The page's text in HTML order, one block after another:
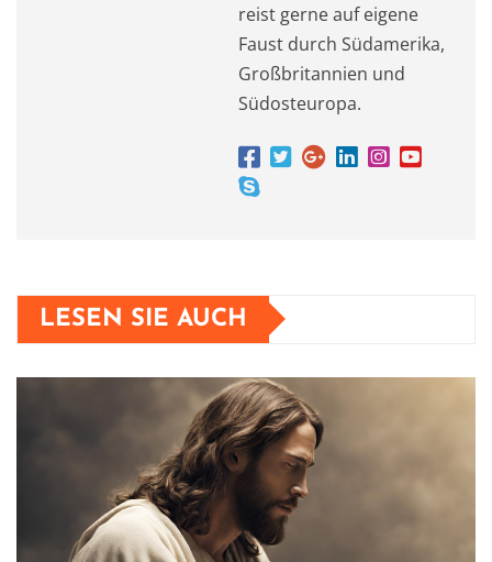
reist gerne auf eigene
Faust durch Südamerika,
Großbritannien und
Südosteuropa.
LESEN SIE AUCH